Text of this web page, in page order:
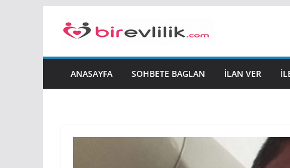
ANASAYFA SOHBETE BAGLAN İLAN VER